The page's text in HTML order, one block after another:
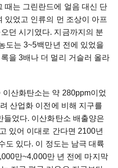
때는 그린란드에 얼음 대신 단
있었고 인류의 먼 조상이 아프
던 시기였다. 지금까지의 분
도는 3~5백만년 전에 있었을
을 3배나 더 멀리 거슬러 올라
산화탄소는 약 280ppm이었
산업화 이전에 비해 지구를
들었다. 이산화탄소 배출양은
있어 이대로 간다면 2100년
도 있다. 이 정도는 남극 대륙
만~4,000만 년 전에 마지막